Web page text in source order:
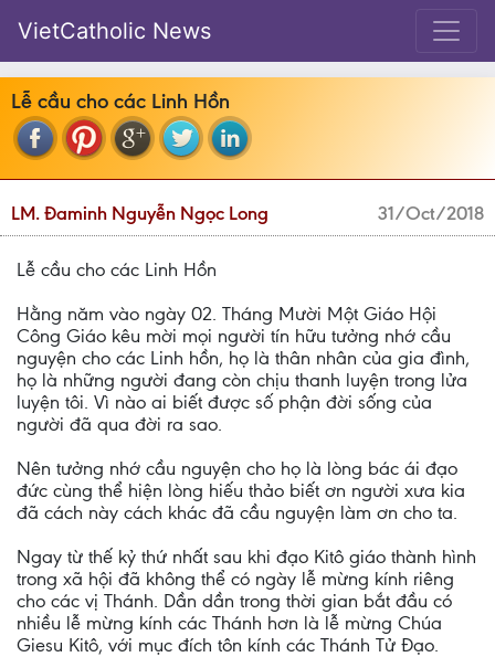
VietCatholic News
Lễ cầu cho các Linh Hồn
LM. Đaminh Nguyễn Ngọc Long 31/Oct/2018
Lễ cầu cho các Linh Hồn
Hằng năm vào ngày 02. Tháng Mười Một Giáo Hội
Công Giáo kêu mời mọi người tín hữu tưởng nhớ cầu
nguyện cho các Linh hồn, họ là thân nhân của gia đình,
họ là những người đang còn chịu thanh luyện trong lửa
luyện tôi. Vì nào ai biết được số phận đời sống của
người đã qua đời ra sao.
Nên tưởng nhớ cầu nguyện cho họ là lòng bác ái đạo
đức cùng thể hiện lòng hiếu thảo biết ơn người xưa kia
đã cách này cách khác đã cầu nguyện làm ơn cho ta.
Ngay từ thế kỷ thứ nhất sau khi đạo Kitô giáo thành hình
trong xã hội đã không thể có ngày lễ mừng kính riêng
cho các vị Thánh. Dần dần trong thời gian bắt đầu có
nhiều lễ mừng kính các Thánh hơn là lễ mừng Chúa
Giesu Kitô, với mục đích tôn kính các Thánh Tử Đạo.